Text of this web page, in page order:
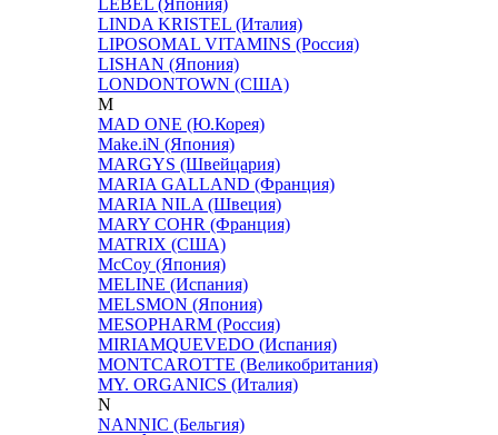
LINDA KRISTEL (Италия)
LIPOSOMAL VITAMINS (Россия)
LISHAN (Япония)
LONDONTOWN (США)
M
MAD ONE (Ю.Корея)
Make.iN (Япония)
MARGYS (Швейцария)
MARIA GALLAND (Франция)
MARIA NILA (Швеция)
MARY COHR (Франция)
MATRIX (США)
McCoy (Япония)
MELINE (Испания)
MELSMON (Япония)
MESOPHARM (Россия)
MIRIAMQUEVEDO (Испания)
MONTCAROTTE (Великобритания)
MY. ORGANICS (Италия)
N
NANNIC (Бельгия)